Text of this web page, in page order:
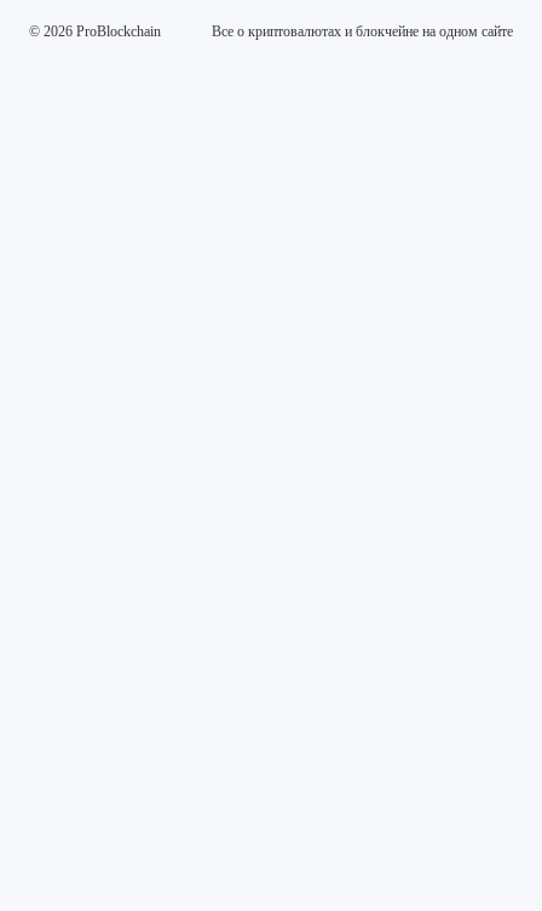
© 2026 ProBlockchain Все о криптовалютах и блокчейне на одном сайте